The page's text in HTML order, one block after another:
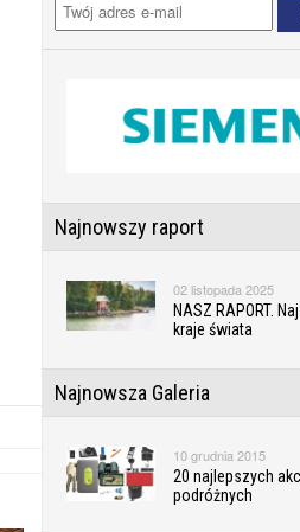
Najnowszy raport
02 listopada 2025
NASZ RAPORT.
kraje świata
Najnowsza Galeria
10 grudnia 2015
20 najlepszych
podróżnych